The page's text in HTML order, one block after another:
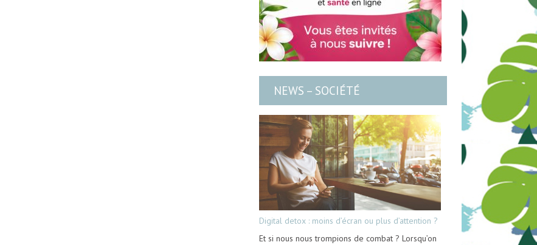
NEWS – SOCIÉTÉ
Digital detox : moins d’écran ou plus d’attention ?
Et si nous nous trompions de combat ? Lorsqu’on